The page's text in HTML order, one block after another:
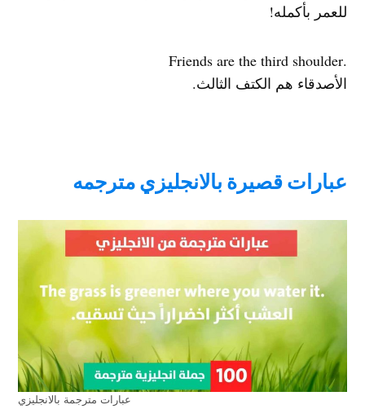
للعمر بأكمله!
.Friends are the third shoulder
الأصدقاء هم الكتف الثالث.
عبارات قصيرة بالانجليزي مترجمه
عبارات مترجمة بالانجليزي